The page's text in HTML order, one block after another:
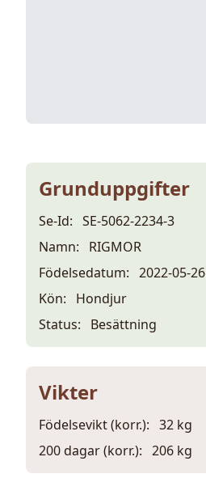
Grunduppgifter
Se-Id: SE-5062-2234-3
Namn:
RIGMOR
Födelsedatum: 2022-05-26
Kön:
Hondjur
Status:
Besättning
Vikter
Födelsevikt (korr.): 32 kg
200 dagar (korr.): 206 kg